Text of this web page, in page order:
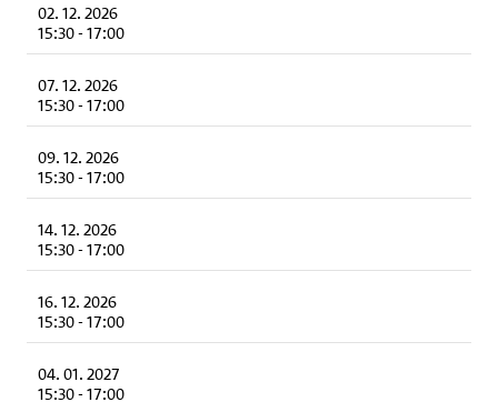
02. 12. 2026
15:30-17:00
07. 12. 2026
15:30-17:00
09. 12. 2026
15:30-17:00
14. 12. 2026
15:30-17:00
16. 12. 2026
15:30-17:00
04. 01. 2027
15:30-17:00